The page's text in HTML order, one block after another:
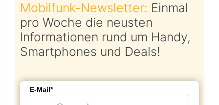
Mobilfunk-Newsletter: Einmal
pro Woche die neusten
Informationen rund um Handy,
Smartphones und Deals!
E-Mail*